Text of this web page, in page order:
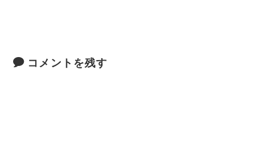
コメントを残す